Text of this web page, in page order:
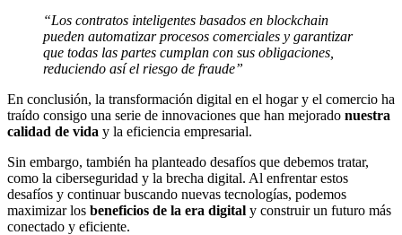
“Los contratos inteligentes basados en blockchain
pueden automatizar procesos comerciales y garantizar
que todas las partes cumplan con sus obligaciones,
reduciendo así el riesgo de fraude”
En conclusión, la transformación digital en el hogar y el comercio ha
traído consigo una serie de innovaciones que han mejorado nuestra
calidad de vida y la eficiencia empresarial.
Sin embargo, también ha planteado desafíos que debemos tratar,
como la ciberseguridad y la brecha digital. Al enfrentar estos
desafíos y continuar buscando nuevas tecnologías, podemos
maximizar los beneficios de la era digital y construir un futuro más
conectado y eficiente.